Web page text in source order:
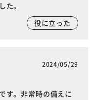
た。
役に立った
2024/05/29
す。非常時の備えに